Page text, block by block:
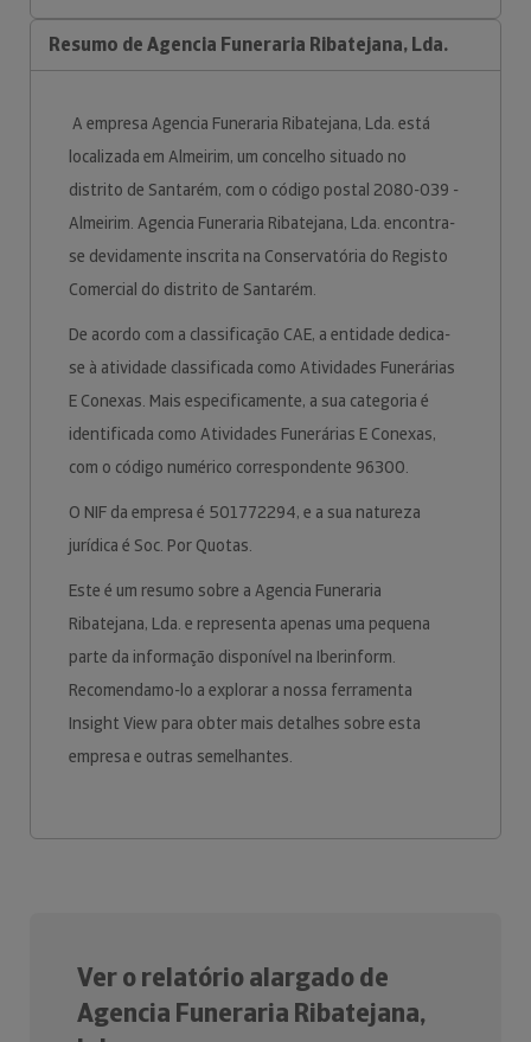
Resumo de Agencia Funeraria Ribatejana, Lda.
A empresa Agencia Funeraria Ribatejana, Lda. está
localizada em Almeirim, um concelho situado no
distrito de Santarém, com o código postal 2080-039 -
Almeirim. Agencia Funeraria Ribatejana, Lda. encontra-
se devidamente inscrita na Conservatória do Registo
Comercial do distrito de Santarém.
De acordo com a classificação CAE, a entidade dedica-
se à atividade classificada como Atividades Funerárias
E Conexas. Mais especificamente, a sua categoria é
identificada como Atividades Funerárias E Conexas,
com o código numérico correspondente 96300.
O NIF da empresa é 501772294, e a sua natureza
jurídica é Soc. Por Quotas.
Este é um resumo sobre a Agencia Funeraria
Ribatejana, Lda. e representa apenas uma pequena
parte da informação disponível na Iberinform.
Recomendamo-lo a explorar a nossa ferramenta
Insight View para obter mais detalhes sobre esta
empresa e outras semelhantes.
Ver o relatório alargado de
Agencia Funeraria Ribatejana,